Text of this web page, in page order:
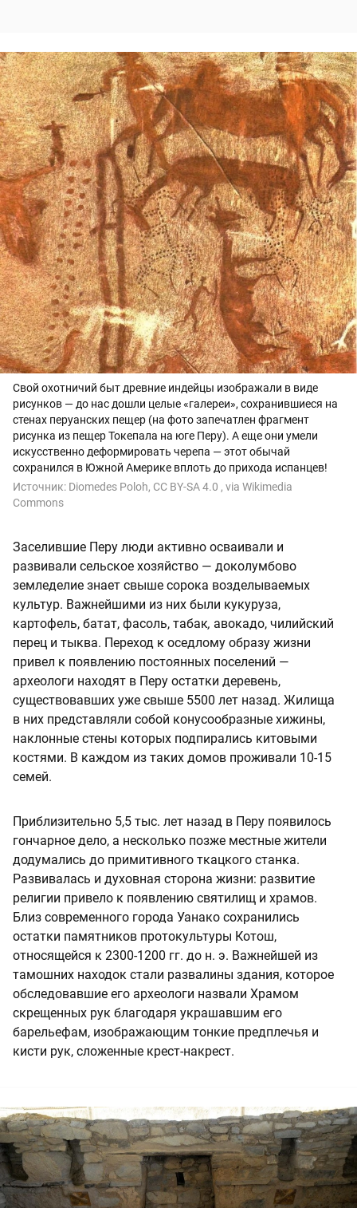
Свой охотничий быт древние индейцы изображали в виде
рисунков — до нас дошли целые «галереи», сохранившиеся на
стенах перуанских пещер (на фото запечатлен фрагмент
рисунка из пещер Токепала на юге Перу). А еще они умели
искусственно деформировать черепа — этот обычай
сохранился в Южной Америке вплоть до прихода испанцев!
Источник: Diomedes Poloh, CC BY-SA 4.0 , via Wikimedia
Commons
Заселившие Перу люди активно осваивали и
развивали сельское хозяйство — доколумбово
земледелие знает свыше сорока возделываемых
культур. Важнейшими из них были кукуруза,
картофель, батат, фасоль, табак, авокадо, чилийский
перец и тыква. Переход к оседлому образу жизни
привел к появлению постоянных поселений —
археологи находят в Перу остатки деревень,
существовавших уже свыше 5500 лет назад. Жилища
в них представляли собой конусообразные хижины,
наклонные стены которых подпирались китовыми
костями. В каждом из таких домов проживали 10-15
семей.
Приблизительно 5,5 тыс. лет назад в Перу появилось
гончарное дело, а несколько позже местные жители
додумались до примитивного ткацкого станка.
Развивалась и духовная сторона жизни: развитие
религии привело к появлению святилищ и храмов.
Близ современного города Уанако сохранились
остатки памятников протокультуры Котош,
относящейся к 2300-1200 гг. до н. э. Важнейшей из
тамошних находок стали развалины здания, которое
обследовавшие его археологи назвали Храмом
скрещенных рук благодаря украшавшим его
барельефам, изображающим тонкие предплечья и
кисти рук, сложенные крест-накрест.